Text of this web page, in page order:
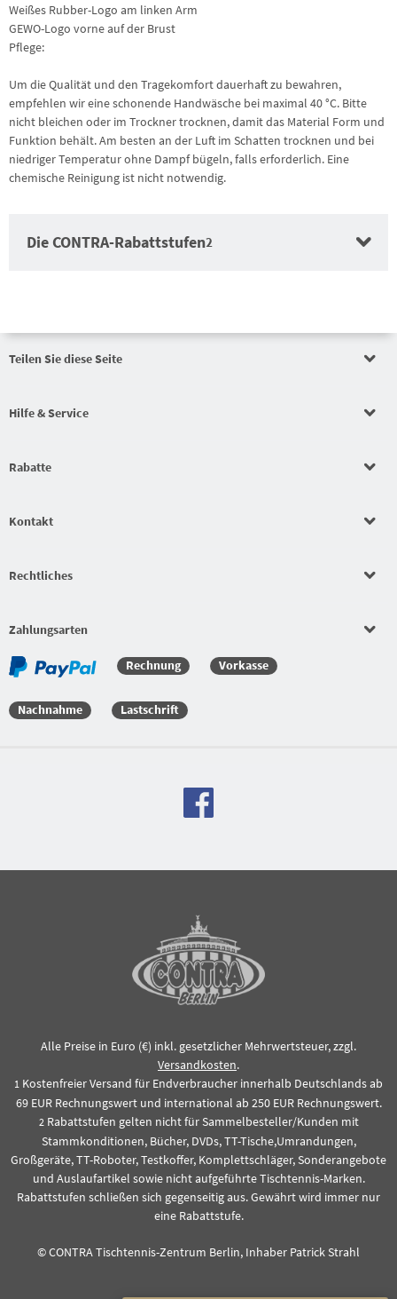
Weißes Rubber-Logo am linken Arm
GEWO-Logo vorne auf der Brust
Pflege:
Um die Qualität und den Tragekomfort dauerhaft zu bewahren,
empfehlen wir eine schonende Handwäsche bei maximal 40 °C. Bitte
nicht bleichen oder im Trockner trocknen, damit das Material Form und
Funktion behält. Am besten an der Luft im Schatten trocknen und bei
niedriger Temperatur ohne Dampf bügeln, falls erforderlich. Eine
chemische Reinigung ist nicht notwendig.
Die CONTRA-Rabattstufen2
Schlägerkonfigurator
Beläge
Bekleidungssets
Bekleidungssets
Versandkostenfreie Bestellung
Teilen Sie diese Seite
Hilfe & Service
Rabatte
Kontakt
Rechtliches
Zahlungsarten
Rechnung Vorkasse
Nachnahme Lastschrift
Alle Preise in Euro (€) inkl. gesetzlicher Mehrwertsteuer, zzgl.
Versandkosten.
1 Kostenfreier Versand für Endverbraucher innerhalb Deutschlands ab
69 EUR Rechnungswert und international ab 250 EUR Rechnungswert.
2Rabattstufen gelten nicht für Sammelbesteller/Kunden mit
Stammkonditionen, Bücher, DVDs, TT-Tische,Umrandungen,
Großgeräte, TT-Roboter, Testkoffer, Komplettschläger, Sonderangebote
und Auslaufartikel sowie nicht aufgeführte Tischtennis-Marken.
Rabattstufen schließen sich gegenseitig aus. Gewährt wird immer nur
eine Rabattstufe.
© CONTRA Tischtennis-Zentrum Berlin, Inhaber Patrick Strahl